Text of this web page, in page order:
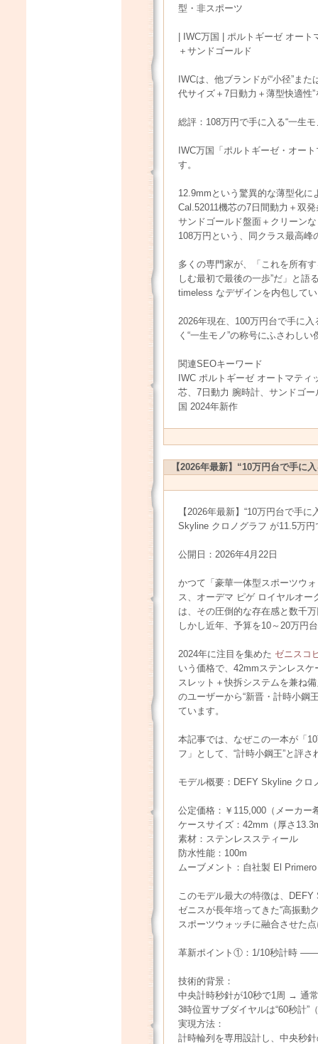
型・非スポーツ
| IWC万国 | ポルトギーゼ オー
＋サンドゴールド
IWCは、他ブランドが“小径”ま
代サイズ＋7日動力＋薄型快適性
総評：108万円で手に入る“一生
IWC万国「ポルトギーゼ・オー
す。
12.9mmという驚異的な薄型化に
Cal.52011機芯の7日間動力＋双
サンドゴールド盤面＋クリーン
108万円という、同クラス最高峰
多くの専門家が、「これを所有
しむ最初で最後の一歩”だ」と語
timeless なデザインを内包して
2026年現在、100万円台で手に
く“一生モノ”の称号にふさわしい
関連SEOキーワード
IWC ポルトギーゼ オートマティ
芯、7日動力 腕時計、サンドゴ
国 2024年新作
【2026年最新】“10万円台で手に
【2026年最新】“10万円台で手
Skyline クロノグラフ が11.5万円
公開日：2026年4月22日
かつて「豪華一体型スポーツウ
ス、オーデマ ピゲ ロイヤルオ
は、その圧倒的な存在感と数千
しかし近年、予算を10～20万円
2024年に注目を集めた ゼニスコ
いう価格で、42mmステンレス
スレット＋快拆システムを兼ね
のユーザーから“新晋・計時小鋼
ています。
本記事では、なぜこの一本が「
フ」として、“計時小鋼王”と評
モデル概要：DEFY Skyline クロ
公定価格：￥115,000（メーカー
ケースサイズ：42mm（厚さ
素材：ステンレススティール
防水性能：100m
ムーブメント：自社製 El
このモデル最大の特徴は、
ゼニスが長年培ってきた“高振動
スポーツウォッチに融合させた
革新ポイント①：1/10秒計時 ——
技術的背景：
中央計時秒針が10秒で1周 → 通
3時位置サブダイヤルは“60秒計
実現方法：
計時輪列を専用設計し、中央秒